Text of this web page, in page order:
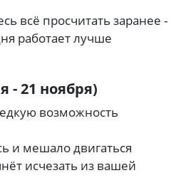
всё просчитать заранее -
работает лучше
- 21 ноября)
возможность
и мешало двигаться
исчезать из вашей